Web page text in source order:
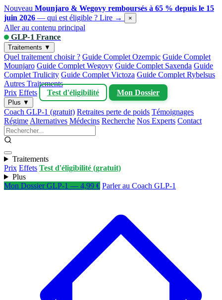
Nouveau Mounjaro & Wegovy remboursés à 65 % depuis le 15
juin 2026 — qui est éligible ? Lire → ×
Aller au contenu principal
GLP-1 France
Traitements ▼
Quel traitement choisir ? Guide Complet Ozempic Guide Complet
Mounjaro Guide Complet Wegovy Guide Complet Saxenda Guide
Complet Trulicity Guide Complet Victoza Guide Complet Rybelsus
Autres Traitements
Prix Effets Test d'éligibilité Mon Dossier
Plus ▼
Coach GLP-1 (gratuit) Retraites perte de poids Témoignages
Régime Alternatives Médecins Recherche Nos Experts Contact
Traitements
Prix Effets Test d'éligibilité (gratuit)
Plus
Mon Dossier GLP-1 — 4,99 € Parler au Coach GLP-1